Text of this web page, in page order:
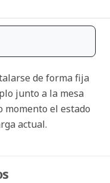
de forma fija
junto a la mesa
momento el estado
actual.